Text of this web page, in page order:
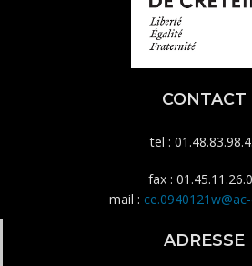
CONTACT
tel :
fax :
mail :
ADRESSE